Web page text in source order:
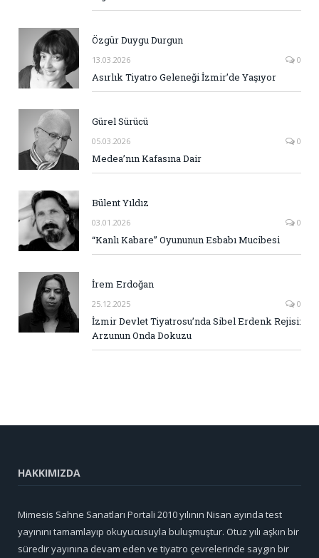
Özgür Duygu Durgun
13.03.2026 0
Asırlık Tiyatro Geleneği İzmir’de Yaşıyor
Gürel Sürücü
05.03.2026 0
Medea’nın Kafasına Dair
Bülent Yıldız
03.01.2026 0
“Kanlı Kabare” Oyununun Esbabı Mucibesi
İrem Erdoğan
25.12.2025 0
İzmir Devlet Tiyatrosu’nda Sibel Erdenk Rejisi:
Arzunun Onda Dokuzu
HAKKIMIZDA
Mimesis Sahne Sanatları Portali 2010 yılının Nisan ayında test
yayınını tamamlayıp okuyucusuyla buluşmuştur. Otuz yılı aşkın bir
süredir yayınına devam eden ve tiyatro çevrelerinde saygın bir